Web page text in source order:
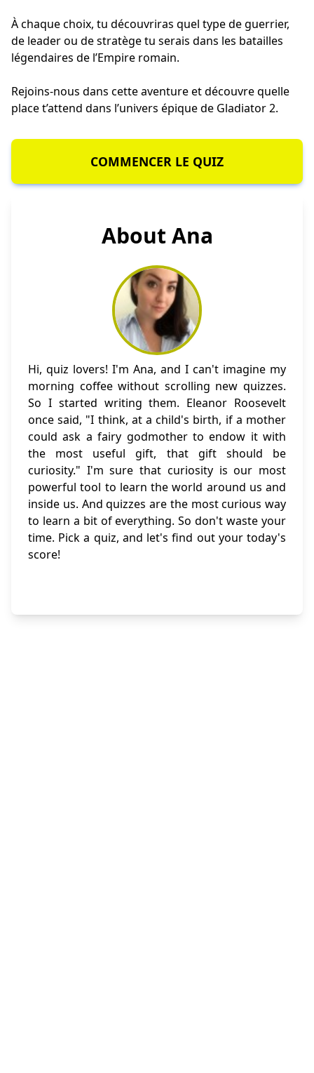
À chaque choix, tu découvriras quel type de guerrier,
de leader ou de stratège tu serais dans les batailles
légendaires de l’Empire romain.
Rejoins-nous dans cette aventure et découvre quelle
place t’attend dans l’univers épique de Gladiator 2.
COMMENCER LE QUIZ
About Ana
Hi, quiz lovers! I'm Ana, and I can't imagine my
morning coffee without scrolling new quizzes.
So I started writing them. Eleanor Roosevelt
once said, "I think, at a child's birth, if a mother
could ask a fairy godmother to endow it with
the most useful gift, that gift should be
curiosity." I'm sure that curiosity is our most
powerful tool to learn the world around us and
inside us. And quizzes are the most curious way
to learn a bit of everything. So don't waste your
time. Pick a quiz, and let's find out your today's
score!